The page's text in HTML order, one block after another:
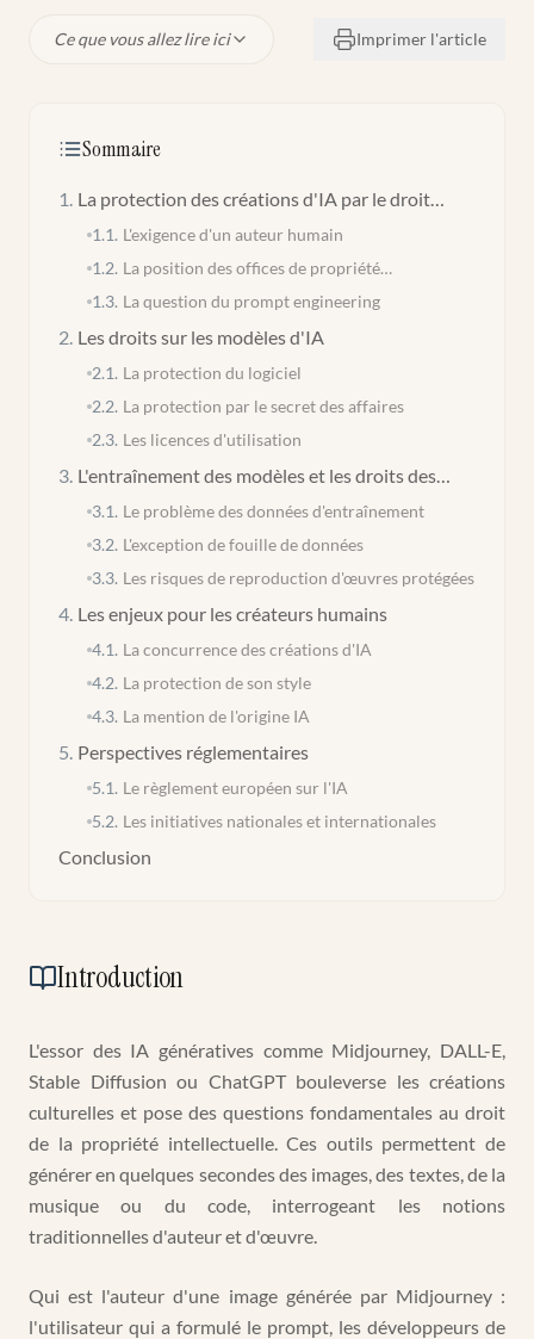
Ce que vous allez lire ici Imprimer l'article
Sommaire
1. La protection des créations d'IA par le droit
d'auteur
1.1. L'exigence d'un auteur humain
1.2. La position des offices de propriété
intellectuelle
1.3. La question du prompt engineering
2. Les droits sur les modèles d'IA
2.1. La protection du logiciel
2.2. La protection par le secret des affaires
2.3. Les licences d'utilisation
3. L'entraînement des modèles et les droits des
tiers3.1. Le problème des données d'entraînement
3.2. L'exception de fouille de données
3.3. Les risques de reproduction d'œuvres protégées
4. Les enjeux pour les créateurs humains
4.1. La concurrence des créations d'IA
4.2. La protection de son style
4.3. La mention de l'origine IA
5. Perspectives réglementaires
5.1. Le règlement européen sur l'IA
5.2. Les initiatives nationales et internationales
Conclusion
Introduction
L'essor des IA génératives comme Midjourney, DALL-E,
Stable Diffusion ou ChatGPT bouleverse les créations
culturelles et pose des questions fondamentales au droit
de la propriété intellectuelle. Ces outils permettent de
générer en quelques secondes des images, des textes, de la
musique ou du code, interrogeant les notions
traditionnelles d'auteur et d'œuvre.
Qui est l'auteur d'une image générée par Midjourney :
l'utilisateur qui a formulé le prompt, les développeurs de